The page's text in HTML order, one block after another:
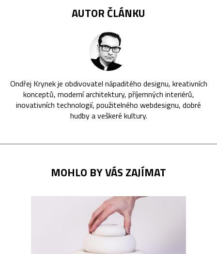
AUTOR ČLÁNKU
Ondřej Krynek je obdivovatel nápaditého designu, kreativních
konceptů, moderní architektury, příjemných interiérů,
inovativních technologií, použitelného webdesignu, dobré
hudby a veškeré kultury.
MOHLO BY VÁS ZAJÍMAT